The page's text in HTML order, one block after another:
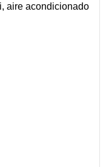
aire acondicionado